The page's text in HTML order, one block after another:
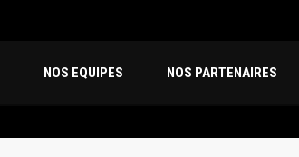
NOS EQUIPES NOS PARTENAIRES